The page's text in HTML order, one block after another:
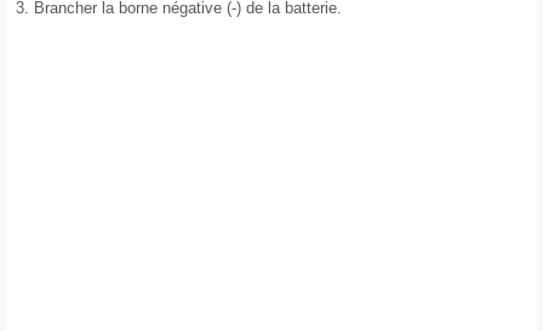
3. Brancher la borne négative (-) de la batterie.